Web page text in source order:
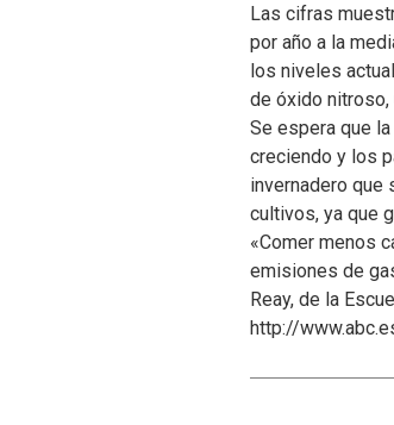
Las cifras
por año a la
los niveles
de óxido nitroso,
Se espera que
creciendo y los
invernadero que
cultivos, ya que
«Comer menos
emisiones de
Reay, de la
http://